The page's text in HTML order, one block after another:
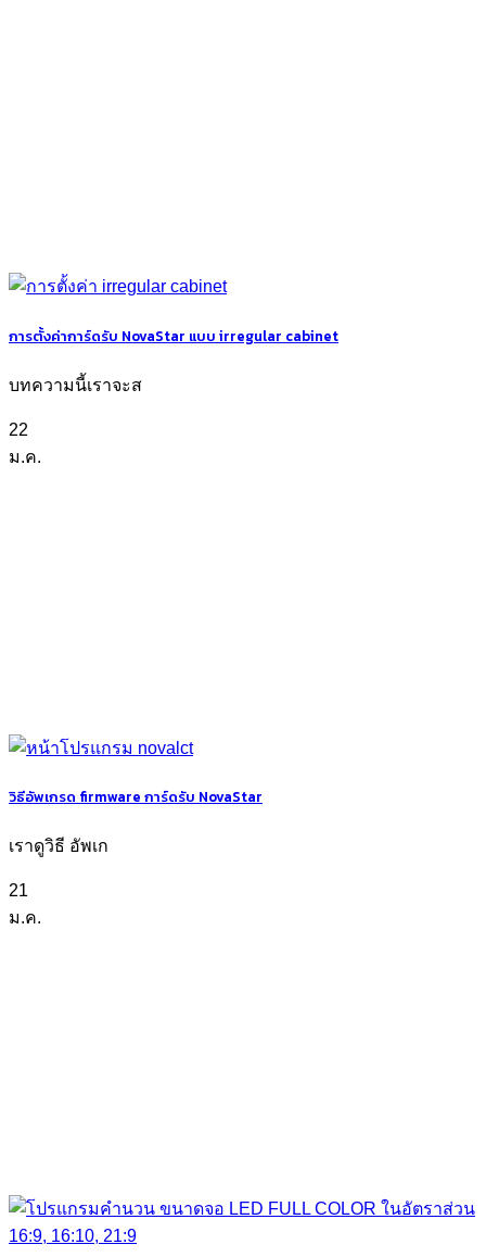
การตั้งค่าการ์ดรับ NovaStar แบบ irregular cabinet
บทความนี้เราจะส
22
ม.ค.
วิธีอัพเกรด firmware การ์ดรับ NovaStar
เราดูวิธี อัพเก
21
ม.ค.